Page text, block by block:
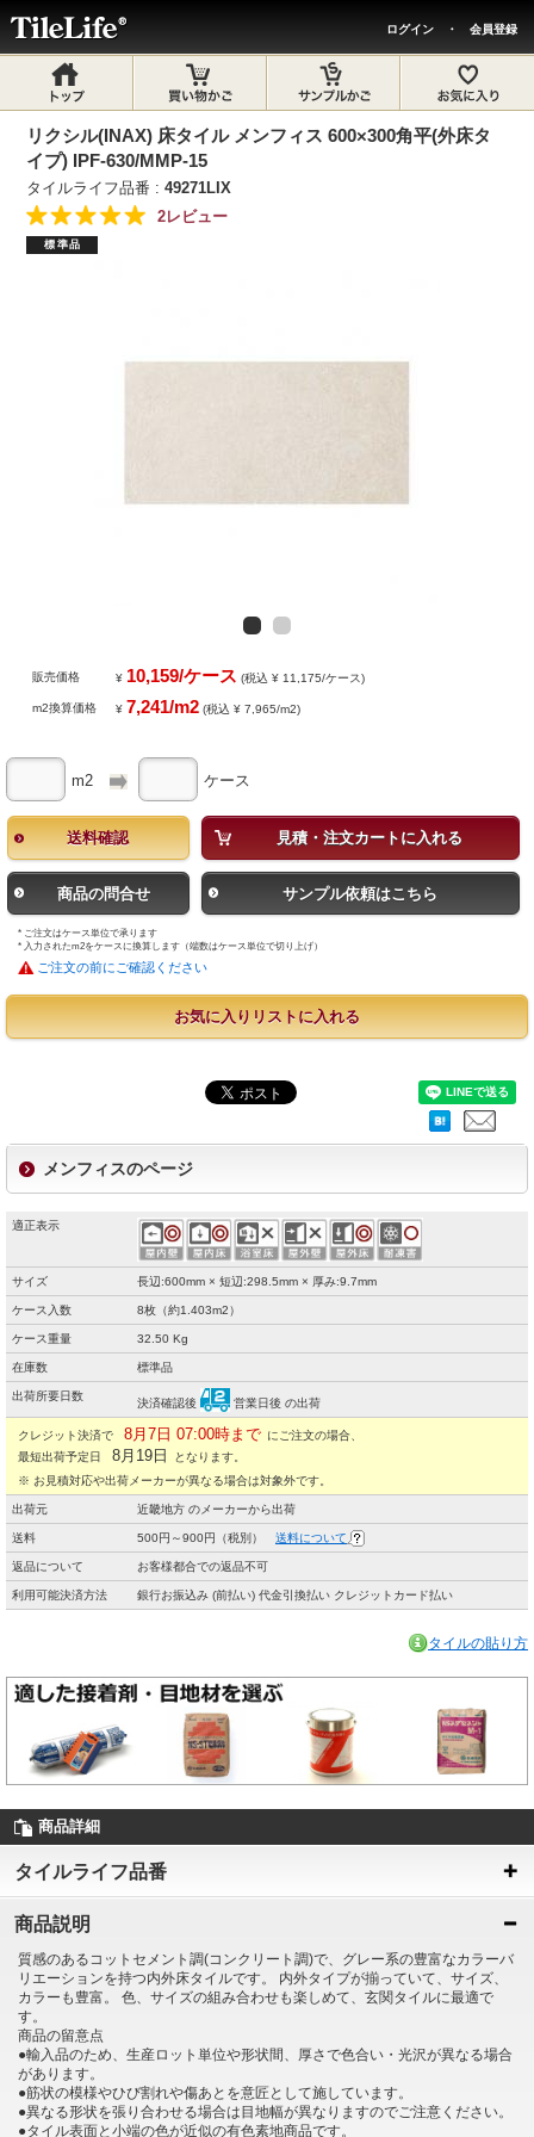
ログイン ・ 会員登録
リクシル(INAX) 床タイル メンフィス 600×300角平(外床タ
イプ) IPF-630/MMP-15
タイルライフ品番 :49271LIX
2レビュー
標準品
販売価格 ¥ 10,159/ケース (税込 ¥ 11,175/ケース)
m2換算価格 ¥ 7,241/m2 (税込 ¥ 7,965/m2)
m2 ケース
送料確認 見積・注文カートに入れる
商品の問合せ サンプル依頼はこちら
* ご注文はケース単位で承ります
* 入力されたm2をケースに換算します（端数はケース単位で切り上げ）
ご注文の前にご確認ください
お気に入りリストに入れる
メンフィスのページ
適正表示
サイズ 長辺:600mm × 短辺:298.5mm × 厚み:9.7mm
ケース入数 8枚（約1.403m2）
ケース重量 32.50 Kg
在庫数 標準品
出荷所要日数
決済確認後 営業日後 の出荷
クレジット決済で 8月7日 07:00時まで にご注文の場合、
最短出荷予定日
8月19日
となります。
※ お見積対応や出荷メーカーが異なる場合は対象外です。
出荷元 近畿地方 のメーカーから出荷
送料 500円～900円（税別） 送料について
返品について お客様都合での返品不可
利用可能決済方法 銀行お振込み (前払い) 代金引換払い クレジットカード払い
タイルの貼り方
商品詳細
タイルライフ品番
商品説明
質感のあるコットセメント調(コンクリート調)で、グレー系の豊富なカラーバ
リエーションを持つ内外床タイルです。 内外タイプが揃っていて、サイズ、
カラーも豊富。 色、サイズの組み合わせも楽しめて、玄関タイルに最適で
す。
商品の留意点
●輸入品のため、生産ロット単位や形状間、厚さで色合い・光沢が異なる場合
があります。
●筋状の模様やひび割れや傷あとを意匠として施しています。
●異なる形状を張り合わせる場合は目地幅が異なりますのでご注意ください。
●タイル表面と小端の色が近似の有色素地商品です。